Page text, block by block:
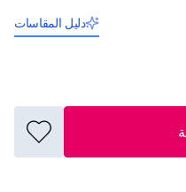
دليل المقاسات